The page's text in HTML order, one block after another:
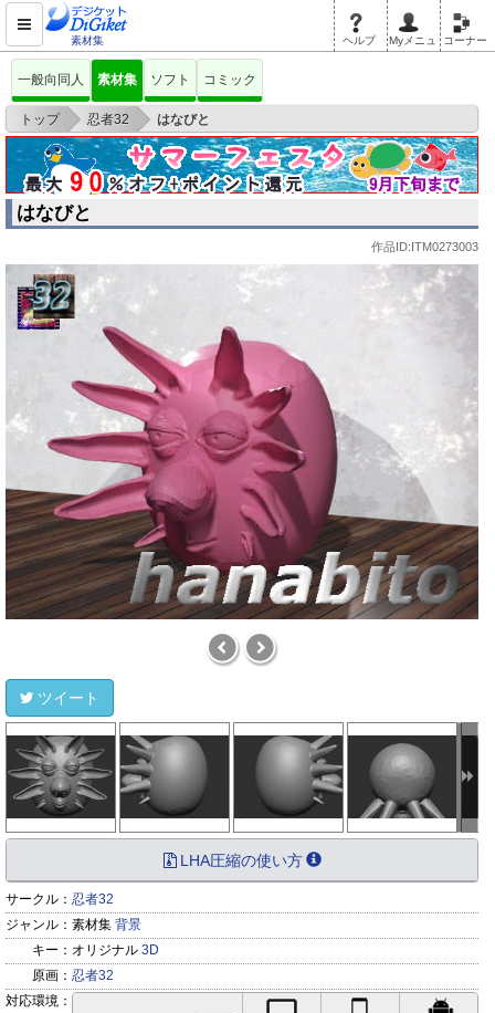
素材集 ヘルプ Myメニュ コーナー
一般向同人 素材集 ソフト コミック
トップ > 忍者32 > はなびと
はなびと
作品ID:ITM0273003
ツイート
LHA圧縮の使い方
サークル： 忍者32
ジャンル： 素材集 背景
キー： オリジナル 3D
原画： 忍者32
対応環境：
iPhone対応